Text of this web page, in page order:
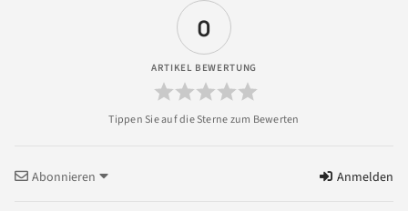
0
ARTIKEL BEWERTUNG
Abonnieren Anmelden